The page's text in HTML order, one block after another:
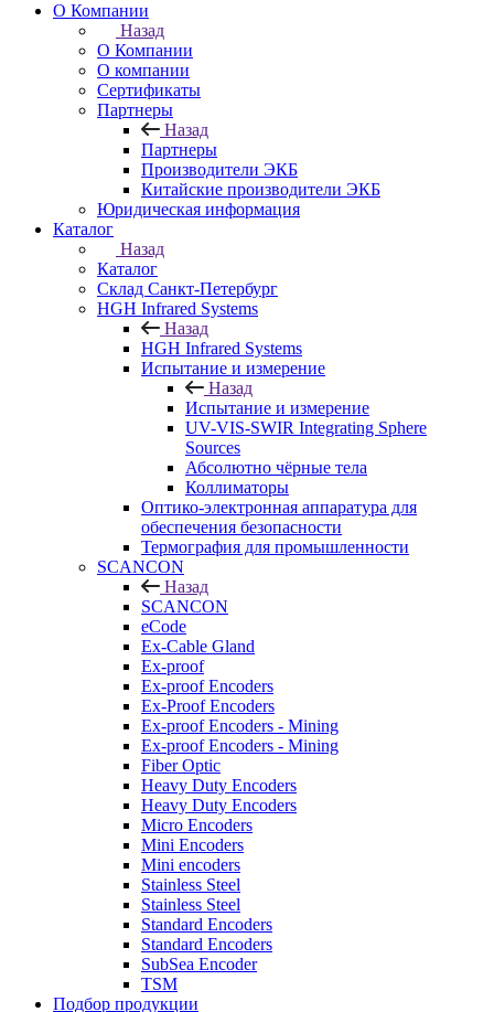
О Компании
Назад
О Компании
О компании
Сертификаты
Партнеры
Назад
Партнеры
Производители ЭКБ
Китайские производители ЭКБ
Юридическая информация
Каталог
Назад
Каталог
Cклад Санкт-Петербург
HGH Infrared Systems
Назад
HGH Infrared Systems
Испытание и измерение
Назад
Испытание и измерение
UV-VIS-SWIR Integrating Sphere
Sources
Абсолютно чёрные тела
Коллиматоры
Оптико-электронная аппаратура для
обеспечения безопасности
Термография для промышленности
SCANCON
Назад
SCANCON
eCode
Ex-Cable Gland
Ex-proof
Ex-proof Encoders
Ex-Proof Encoders
Ex-proof Encoders - Mining
Ex-proof Encoders - Mining
Fiber Optic
Heavy Duty Encoders
Heavy Duty Encoders
Micro Encoders
Mini Encoders
Mini encoders
Stainless Steel
Stainless Steel
Standard Encoders
Standard Encoders
SubSea Encoder
TSM
Подбор продукции